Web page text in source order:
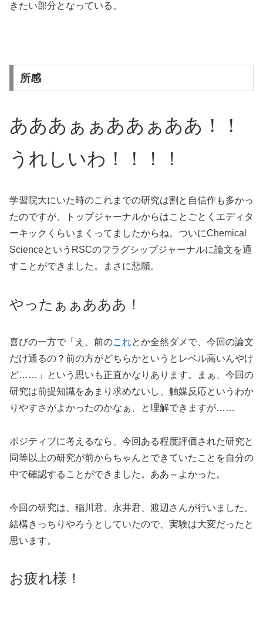
きたい部分となっている。
所感
あああぁぁああぁああ！！
うれしいわ！！！！
学習院大にいた時のこれまでの研究は割と自信作も多かっ
たのですが、トップジャーナルからはことごとくエディタ
ーキックくらいまくってましたからね。ついにChemical
ScienceというRSCのフラグシップジャーナルに論文を通
すことができました。まさに悲願。
やったぁぁあああ！
喜びの一方で「え、前のこれとか全然ダメで、今回の論文
だけ通るの？前の方がどちらかというとレベル高いんやけ
ど……」という思いも正直かなりあります。まぁ、今回の
研究は前提知識をあまり求めないし、触媒反応というわか
りやすさがよかったのかなぁ、と理解できますが……
ポジティブに考えるなら、今回ある程度評価された研究と
同等以上の研究が前からちゃんとできていたことを自分の
中で確認することができました。ああ～よかった。
今回の研究は、稲川君、永井君、渡辺さんが行いました。
結構きっちりやろうとしていたので、実験は大変だったと
思います。
お疲れ様！